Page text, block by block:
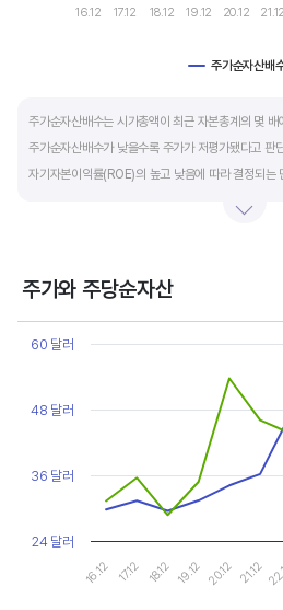
주가순자산배
16.12 17.12 18.12 19.12 20.12 21.12
주가순자산배수는 시가총액이 최근 자본총계의 몇 배
주가순자산배수가 낮을수록 주가가 저평가됐다고 판
자기자본이익률(ROE)의 높고 낮음에 따라 결정되는
거래되면 주가가 저평가된 것으로 판단합니다.
주가순자산배수는 자기자본이익률이 높을때와 낮을
ROE와 비슷한 ROE를 기록한 과거년도를 찾고, 그
주가순자산배수(PBR)를 확인해 현재 주가의 저평가
주가와 주당순자산
Chart
Line chart with 2 lines.
The chart has 1 X axis displaying
The chart has 2 Y axes displaying
16.12 17.12 18.12 19.12 20.12 21.12
24 달러
36 달러
48 달러
60 달러